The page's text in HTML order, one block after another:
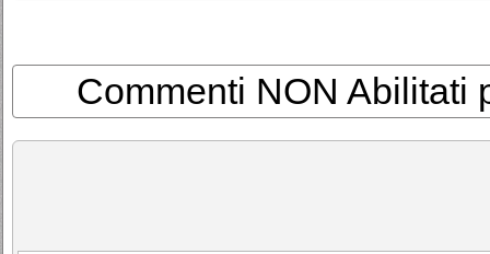
Commenti NON Abilitati